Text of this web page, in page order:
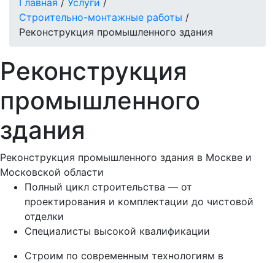
Главная / Услуги /
Строительно-монтажные работы /
Реконструкция промышленного здания
Реконструкция
промышленного
здания
Реконструкция промышленного здания в Москве и
Московской области
Полный цикл строительства — от
проектирования и комплектации до чистовой
отделки
Специалисты высокой квалификации
Строим по современным технологиям в